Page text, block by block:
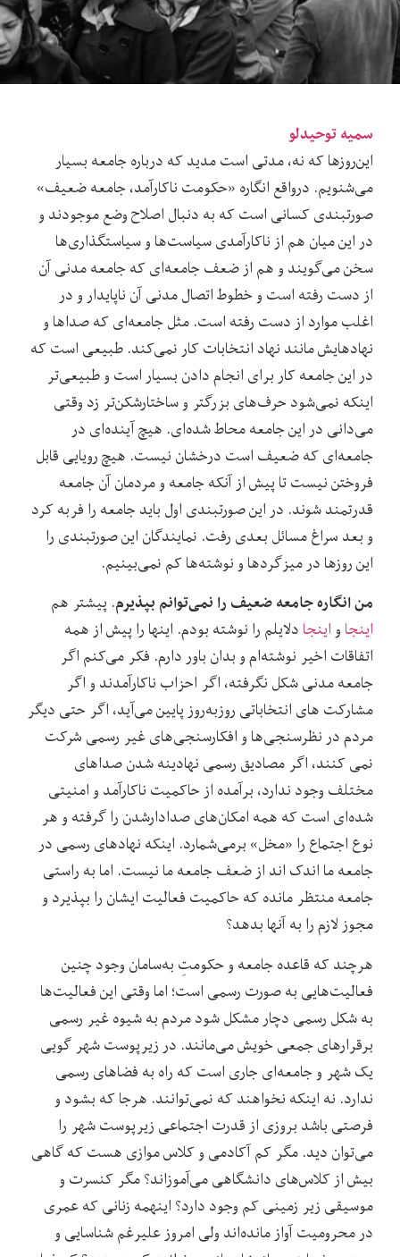
سمیه توحیدلو
این‌روزها که نه، مدتی است مدید که درباره جامعه بسیار
می‌شنویم. درواقع انگاره «حکومت ناکارآمد، جامعه ضعیف»
صورتبندی کسانی است که به دنبال اصلاح وضع موجودند و
در این میان هم از ناکارآمدی سیاست‌ها و سیاستگذاری‌ها
سخن می‌گویند و هم از ضعف جامعه‌ای که جامعه مدنی آن
از دست رفته است و خطوط اتصال مدنی آن ناپایدار و در
اغلب موارد از دست رفته است. مثل جامعه‌ای که صداها و
نهادهایش مانند نهاد انتخابات کار نمی‌کند. طبیعی است که
در این جامعه کار برای انجام دادن بسیار است و طبیعی‌تر
اینکه نمی‌شود حرف‌های بزرگتر و ساختارشکن‌تر زد وقتی
می‌دانی در این جامعه محاط شده‌ای. هیچ آینده‌ای در
جامعه‌ای که ضعیف است درخشان نیست. هیچ رویایی قابل
فروختن نیست تا پیش از آنکه جامعه و مردمان آن جامعه
قدرتمند شوند. در این صورتبندی اول باید جامعه را فربه کرد
و بعد سراغ مسائل بعدی رفت. نمایندگان این صورتبندی را
این روزها در میزگردها و نوشته‌ها کم نمی‌بینیم.
من انگاره جامعه ضعیف را نمی‌توانم بپذیرم. پیشتر هم
اینجا و اینجا دلایلم را نوشته بودم. اینها را پیش از همه
اتفاقات اخیر نوشته‌ام و بدان باور دارم. فکر می‌کنم اگر
جامعه مدنی شکل نگرفته، اگر احزاب ناکارآمدند و اگر
مشارکت های انتخاباتی روزبه‌روز پایین می‌آید، اگر حتی دیگر
مردم در نظرسنجی‌ها و افکارسنجی‌های غیر رسمی شرکت
نمی کنند، اگر مصادیق رسمی نهادینه شدن صداهای
مختلف وجود ندارد، برآمده از حاکمیت ناکارآمد و امنیتی
شده‌ای است که همه امکان‌های صدادارشدن را گرفته و هر
نوع اجتماع را «مخل» برمی‌شمارد. اینکه نهادهای رسمی در
جامعه ما اندک اند از ضعف جامعه ما نیست. اما به راستی
جامعه منتظر مانده که حاکمیت فعالیت ایشان را بپذیرد و
مجوز لازم را به آنها بدهد؟
هرچند که قاعده جامعه و حکومتِ به‌سامان وجود چنین
فعالیت‌هایی به صورت رسمی‌ است؛ اما وقتی این فعالیت‌ها
به شکل رسمی دچار مشکل شود مردم به شیوه غیر رسمی
برقرارهای جمعی خویش می‌مانند. در زیرپوست شهر گویی
یک شهر و جامعه‌ای جاری است که راه به فضاهای رسمی
ندارد. نه اینکه نخواهند که نمی‌توانند. هرجا که بشود و
فرصتی باشد بروزی از قدرت اجتماعی زیرپوست شهر را
می‌توان دید. مگر کم آکادمی و کلاس موازی هست که گاهی
بیش از کلاس‌های دانشگاهی می‌آموزاند؟ مگر کنسرت و
موسیقی زیر زمینی کم وجود دارد؟ اینهمه زنانی که عمری
در محرومیت آواز مانده‌اند ولی امروز علیرغم شناسایی و